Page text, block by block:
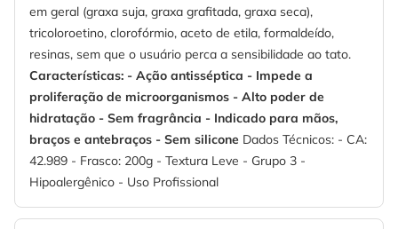
em geral (graxa suja, graxa grafitada, graxa seca),
tricoloroetino, clorofórmio, aceto de etila, formaldeído,
resinas, sem que o usuário perca a sensibilidade ao tato.
Características: - Ação antisséptica - Impede a
proliferação de microorganismos - Alto poder de
hidratação - Sem fragrância - Indicado para mãos,
braços e antebraços - Sem silicone Dados Técnicos: - CA:
42.989 - Frasco: 200g - Textura Leve - Grupo 3 -
Hipoalergênico - Uso Profissional